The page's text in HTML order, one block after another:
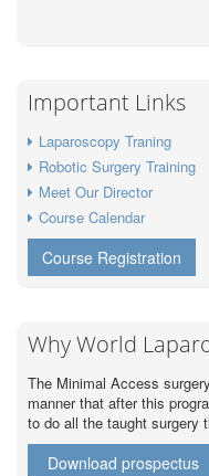
Important Links
Laparoscopy Traning
Robotic Surgery Training
Meet Our Director
Course Calendar
Course Registration
Why World
The Minimal Access
manner that after this
to do all the taught surgery
Download prospectus